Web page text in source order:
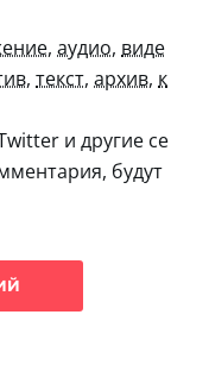
, аудио, виде
, текст, архив, к
и другие се
будут